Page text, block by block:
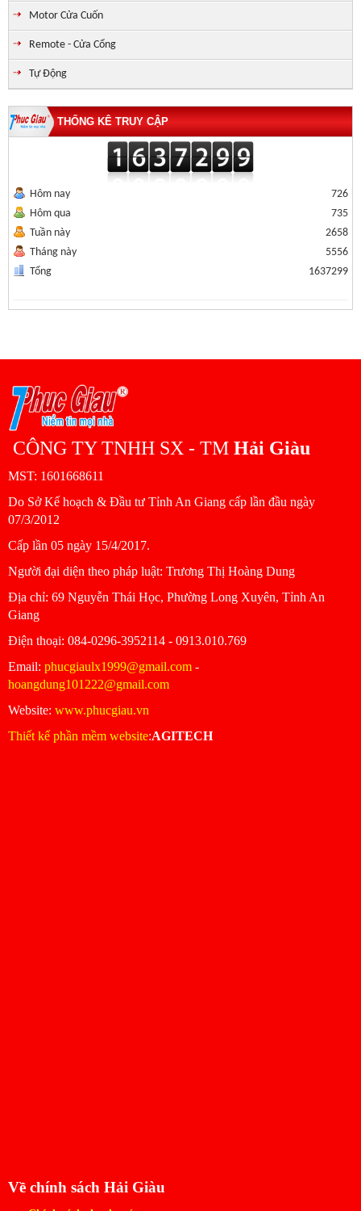
Motor Cửa Cuốn
Remote - Cửa Cổng
Tự Động
THỐNG KÊ TRUY CẬP
Hôm nay
Hôm qua
Tuần này
Tháng này
Tổng
726
735
2658
5556
1637299
CÔNG TY TNHH SX - TM Hải Giàu
MST: 1601668611
Do Sở Kế hoạch & Đầu tư Tỉnh An Giang cấp lần đầu ngày
07/3/2012
Cấp lần 05 ngày 15/4/2017.
Người đại diện theo pháp luật: Trương Thị Hoàng Dung
Ðịa chỉ: 69 Nguyễn Thái Học, Phường Long Xuyên, Tỉnh An
Giang
Ðiện thoại: 084-0296-3952114 - 0913.010.769
Email: phucgiaulx1999@gmail.com -
hoangdung101222@gmail.com
Website: www.phucgiau.vn
Thiết kế phần mềm website:AGITECH
Về chính sách Hải Giàu